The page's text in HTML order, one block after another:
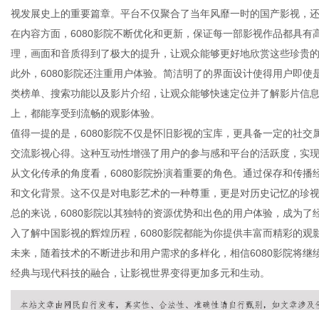
视发展史上的重要篇章。平台不仅聚合了当年风靡一时的国产影视，
在内容方面，6080影院不断优化和更新，保证每一部影视作品都具
理，画面和音质得到了极大的提升，让观众能够更好地欣赏这些珍贵
此外，6080影院还注重用户体验。简洁明了的界面设计使得用户即
类榜单、搜索功能以及影片介绍，让观众能够快速定位并了解影片信
上，都能享受到流畅的观影体验。
值得一提的是，6080影院不仅是怀旧影视的宝库，更具备一定的社
交流影视心得。这种互动性增强了用户的参与感和平台的活跃度，实
从文化传承的角度看，6080影院扮演着重要的角色。通过保存和传
和文化背景。这不仅是对电影艺术的一种尊重，更是对历史记忆的珍
总的来说，6080影院以其独特的资源优势和出色的用户体验，成为
入了解中国影视的辉煌历程，6080影院都能为你提供丰富而精彩的观
未来，随着技术的不断进步和用户需求的多样化，相信6080影院将
经典与现代科技的融合，让影视世界变得更加多元和生动。